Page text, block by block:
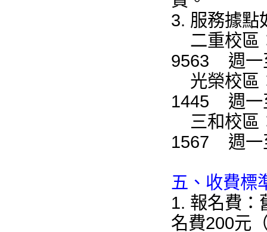
3. 服務據點
二重校區
9563 週一
光榮校區
1445 週一
三和校區
1567 週
五、收費標
1. 報名費：
名費200元